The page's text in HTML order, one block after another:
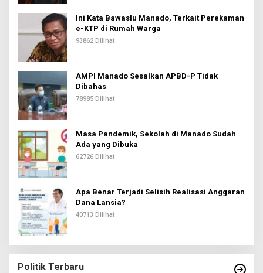
Ini Kata Bawaslu Manado, Terkait Perekaman
e-KTP di Rumah Warga
93862 Dilihat
AMPI Manado Sesalkan APBD-P Tidak
Dibahas
78985 Dilihat
Masa Pandemik, Sekolah di Manado Sudah
Ada yang Dibuka
62726 Dilihat
Apa Benar Terjadi Selisih Realisasi Anggaran
Dana Lansia?
40713 Dilihat
Politik Terbaru